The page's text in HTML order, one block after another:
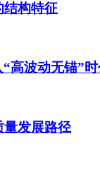
结构特征
高波动无锚”
量发展路径